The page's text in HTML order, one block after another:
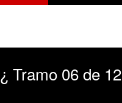
Tramo 06 de 12